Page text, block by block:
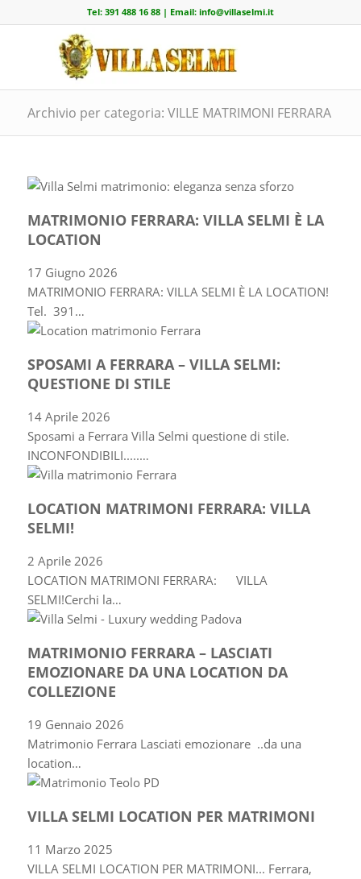
Tel: 391 488 16 88| Email: info@villaselmi.it
Archivio per categoria: VILLE MATRIMONI FERRARA
MATRIMONIO FERRARA: VILLA SELMI È LA
LOCATION
17 Giugno 2026
MATRIMONIO FERRARA: VILLA SELMI È LA LOCATION!
Tel. 391…
SPOSAMI A FERRARA – VILLA SELMI:
QUESTIONE DI STILE
14 Aprile 2026
Sposami a Ferrara Villa Selmi questione di stile.
INCONFONDIBILI.....…
LOCATION MATRIMONI FERRARA: VILLA
SELMI!
2 Aprile 2026
LOCATION MATRIMONI FERRARA: VILLA
SELMI!Cerchi la…
MATRIMONIO FERRARA – LASCIATI
EMOZIONARE DA UNA LOCATION DA
COLLEZIONE
19 Gennaio 2026
Matrimonio Ferrara Lasciati emozionare ..da una
location…
VILLA SELMI LOCATION PER MATRIMONI
11 Marzo 2025
VILLA SELMI LOCATION PER MATRIMONI... Ferrara,